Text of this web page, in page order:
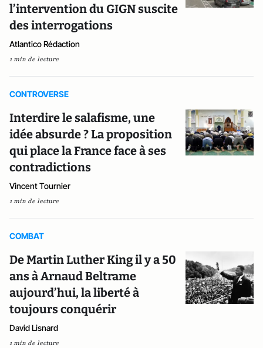
l’intervention du GIGN suscite
des interrogations
Atlantico Rédaction
1 min de lecture
CONTROVERSE
Interdire le salafisme, une
idée absurde ? La proposition
qui place la France face à ses
contradictions
Vincent Tournier
1 min de lecture
COMBAT
De Martin Luther King il y a 50
ans à Arnaud Beltrame
aujourd’hui, la liberté à
toujours conquérir
David Lisnard
1 min de lecture